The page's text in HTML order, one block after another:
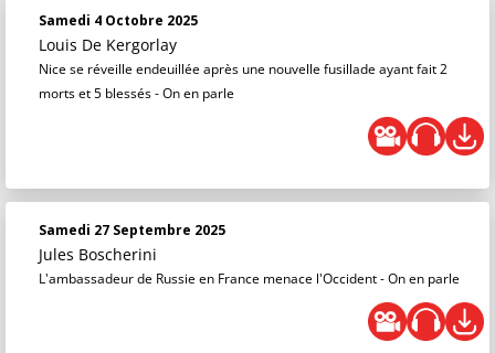
Samedi 4 Octobre 2025
Louis De Kergorlay
Nice se réveille endeuillée après une nouvelle fusillade ayant fait 2
morts et 5 blessés - On en parle
Samedi 27 Septembre 2025
Jules Boscherini
L'ambassadeur de Russie en France menace l'Occident - On en parle